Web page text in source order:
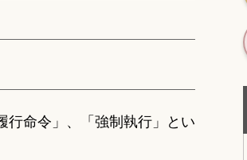
行命令」、「強制執行」とい